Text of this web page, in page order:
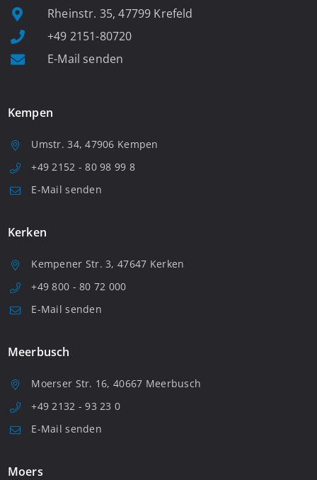
Rheinstr. 35, 47799 Krefeld
+49 2151-80720
E-Mail senden
Kempen
Umstr. 34, 47906 Kempen
+49 2152 - 80 98 99 8
E-Mail senden
Kerken
Kempener Str. 3, 47647 Kerken
+49 800 - 80 72 000
E-Mail senden
Meerbusch
Moerser Str. 16, 40667 Meerbusch
+49 2132 - 93 23 0
E-Mail senden
Moers